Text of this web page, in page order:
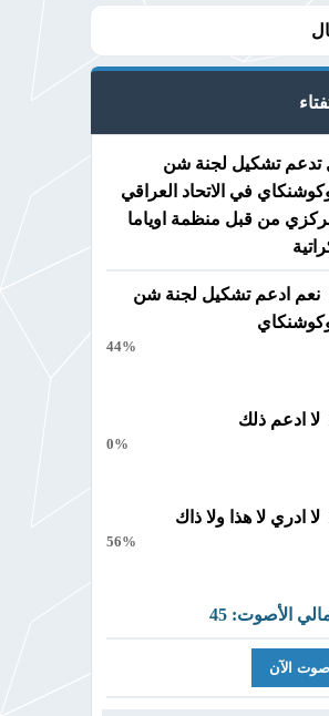
تدعم تشكيل لجنة شن
في الاتحاد العراقي
من قبل منظمة اوياما
نعم ادعم تشكيل لجنة شن
44%
لا ادعم ذلك
0%
لا ادري لا هذا ولا ذاك
56%
الأصوت: 45